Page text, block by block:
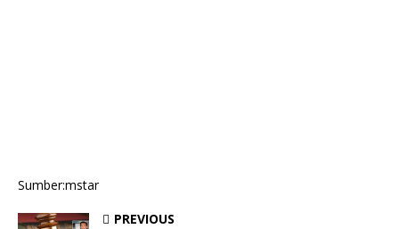
Sumber:mstar
PREVIOUS